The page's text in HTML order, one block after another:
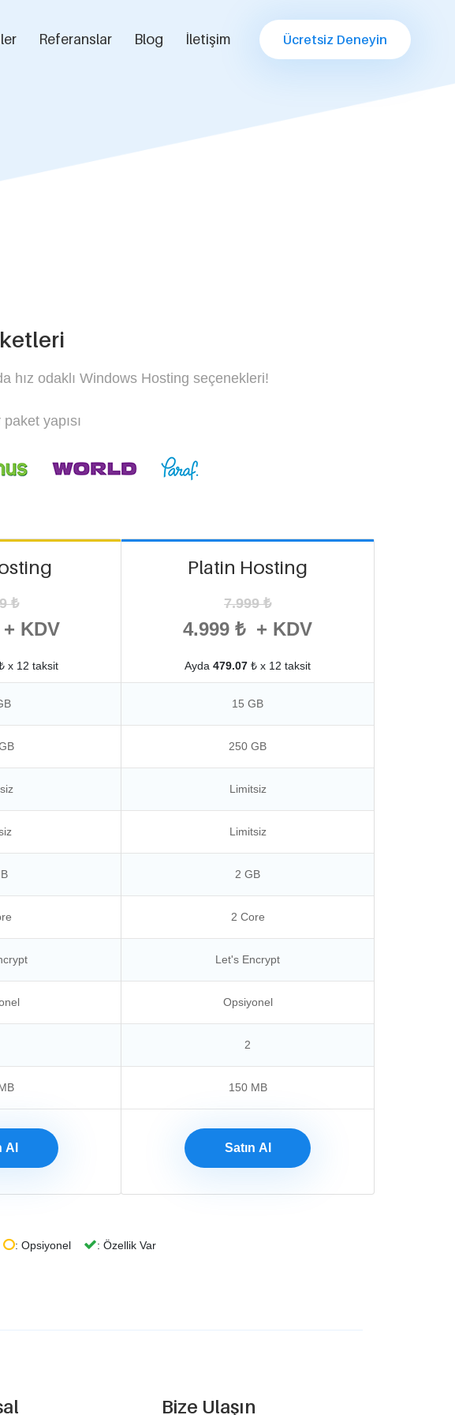
Referanslar Blog İletişim Ücretsiz Deneyin
hız odaklı Windows Hosting seçenekleri!
yapısı
₺
KDV
x 12 taksit
Al
Platin Hosting
7.999 ₺
4.999 ₺ + KDV
Ayda479.07 ₺ x 12 taksit
15 GB
250 GB
Limitsiz
Limitsiz
2 GB
2 Core
Let's Encrypt
Opsiyonel
2
150 MB
Satın Al
: Opsiyonel : Özellik Var
Bize Ulaşın